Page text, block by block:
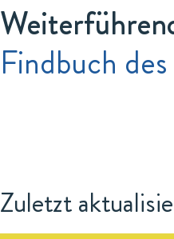
Findbuch
Zuletzt